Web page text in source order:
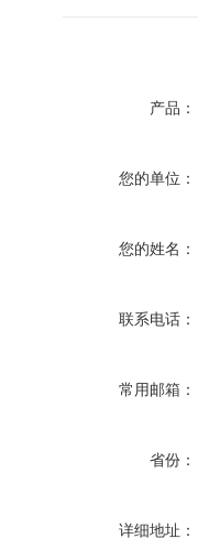
产品：
您的单位：
您的姓名：
联系电话：
常用邮箱：
省份：
详细地址：